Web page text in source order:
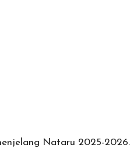
Nataru 2025-